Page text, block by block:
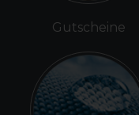
Gutscheine